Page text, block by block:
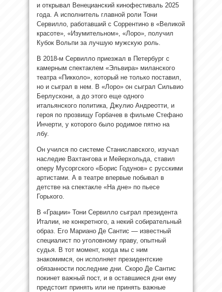
и открывал Венецианский кинофестиваль 2025
года. А исполнитель главной роли Тони
Сервилло, работавший с Соррентино в «Великой
красоте», «Изумительном», «Лоро», получил
Кубок Вольпи за лучшую мужскую роль.
В 2018-м Сервилло приезжал в Петербург с
камерным спектаклем «Эльвира» миланского
театра «Пикколо», который не только поставил,
но и сыграл в нем. В «Лоро» он сыграл Сильвио
Берлускони, а до этого еще одного
итальянского политика, Джулио Андреотти, и
героя по прозвищу Горбачев в фильме Стефано
Инчерти, у которого было родимое пятно на
лбу.
Он учился по системе Станиславского, изучал
наследие Вахтангова и Мейерхольда, ставил
оперу Мусоргского «Борис Годунов» с русскими
артистами. А в театре впервые побывал в
детстве на спектакле «На дне» по пьесе
Горького.
В «Грации» Тони Сервилло сыграл президента
Италии, не конкретного, а некий собирательный
образ. Его Мариано Де Сантис — известный
специалист по уголовному праву, опытный
судья. В тот момент, когда мы с ним
знакомимся, он исполняет президентские
обязанности последние дни. Скоро Де Сантис
покинет важный пост, и в оставшиеся дни ему
предстоит принять или не принять важные